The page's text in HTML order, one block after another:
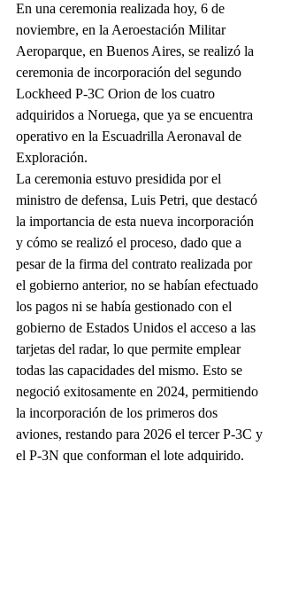
En una ceremonia realizada hoy, 6 de
noviembre, en la Aeroestación Militar
Aeroparque, en Buenos Aires, se realizó la
ceremonia de incorporación del segundo
Lockheed P-3C Orion de los cuatro
adquiridos a Noruega, que ya se encuentra
operativo en la Escuadrilla Aeronaval de
Exploración.
La ceremonia estuvo presidida por el
ministro de defensa, Luis Petri, que destacó
la importancia de esta nueva incorporación
y cómo se realizó el proceso, dado que a
pesar de la firma del contrato realizada por
el gobierno anterior, no se habían efectuado
los pagos ni se había gestionado con el
gobierno de Estados Unidos el acceso a las
tarjetas del radar, lo que permite emplear
todas las capacidades del mismo. Esto se
negoció exitosamente en 2024, permitiendo
la incorporación de los primeros dos
aviones, restando para 2026 el tercer P-3C y
el P-3N que conforman el lote adquirido.